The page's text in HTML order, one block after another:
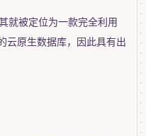
就被定位为一款完全利用
云原生数据库，因此具有出